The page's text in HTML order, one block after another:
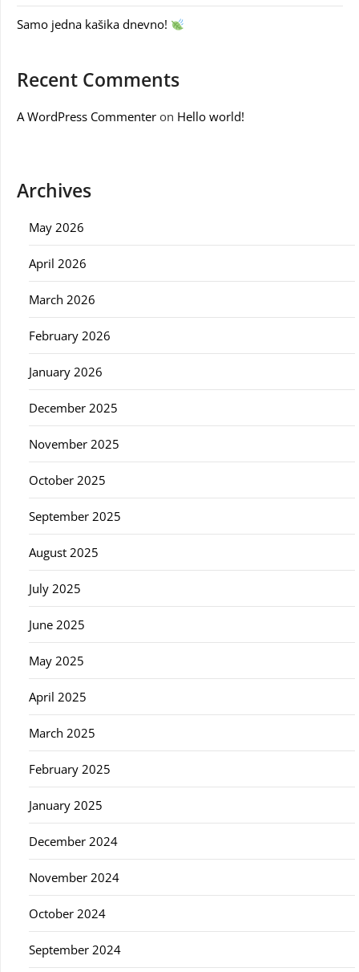
Samo jedna kašika dnevno!
Recent Comments
A WordPress Commenter on Hello world!
Archives
May 2026
April 2026
March 2026
February 2026
January 2026
December 2025
November 2025
October 2025
September 2025
August 2025
July 2025
June 2025
May 2025
April 2025
March 2025
February 2025
January 2025
December 2024
November 2024
October 2024
September 2024